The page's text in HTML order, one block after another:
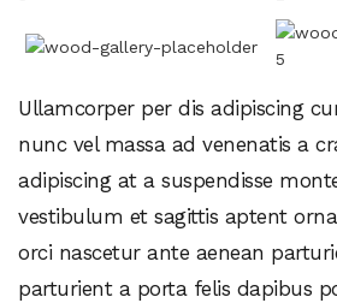
Ullamcorper per dis adipiscing
nunc vel massa ad venenatis a
adipiscing at a suspendisse
vestibulum et sagittis aptent
orci nascetur ante aenean
parturient a porta felis dapibus